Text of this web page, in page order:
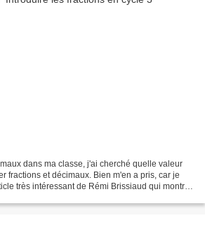
dans ma classe, j'ai cherché quelle valeur
fractions et décimaux. Bien m'en a pris, car je
très intéressant de Rémi Brissiaud qui montre